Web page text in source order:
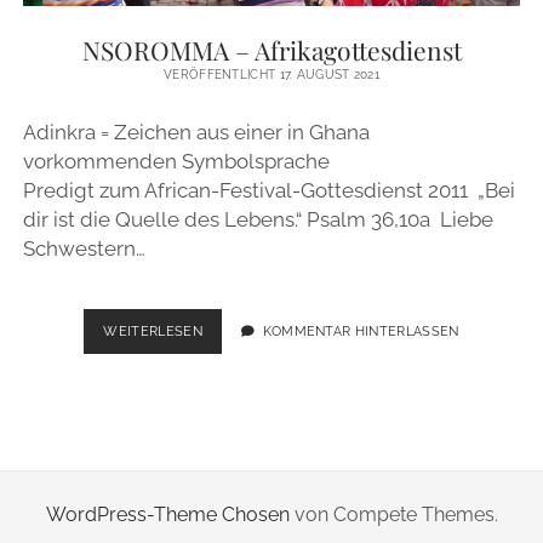
instagram
email
NSOROMMA – Afrikagottesdienst
VERÖFFENTLICHT 17. AUGUST 2021
Adinkra = Zeichen aus einer in Ghana
vorkommenden Symbolsprache
Predigt zum African-Festival-Gottesdienst 2011 „Bei
dir ist die Quelle des Lebens.“ Psalm 36,10a Liebe
Schwestern…
WEITERLESENNSOROMMA
–
KOMMENTAR HINTERLASSEN
WordPress-Theme Chosenvon Compete Themes.